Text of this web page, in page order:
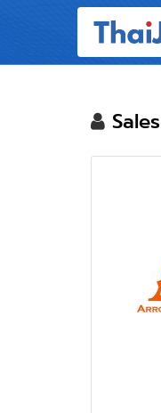
ผู้สมัครงาน: เข้าสู่ระบบ